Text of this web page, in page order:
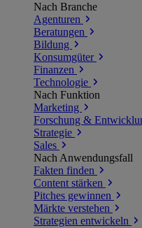
Nach Branche
Agenturen
Beratungen
Bildung
Konsumgüter
Finanzen
Technologie
Nach Funktion
Marketing
Forschung &
Strategie
Sales
Nach Anwendungsfall
Fakten finden
Content stärken
Pitches gewinnen
Märkte verstehen
Strategien entwickeln